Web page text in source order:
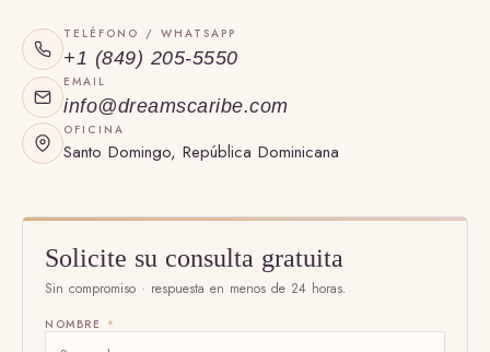
TELÉFONO / WHATSAPP
+1 (849) 205-5550
EMAIL
info@dreamscaribe.com
OFICINA
Santo Domingo, República Dominicana
Solicite su consulta gratuita
Sin compromiso · respuesta en menos de 24 horas.
NOMBRE *